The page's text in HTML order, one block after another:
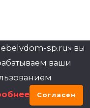
sp.ru» вы
ваши
Согласен